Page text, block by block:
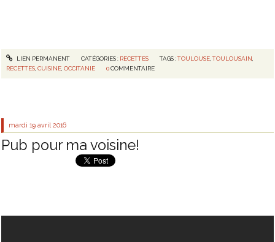
LIEN PERMANENT CATÉGORIES : RECETTES TAGS :TOULOUSE ,TOULOUSAIN
RECETTES ,CUISINE ,OCCITANIE 0 COMMENTAIRE
mardi 19 avril 2016
Pub pour ma voisine!